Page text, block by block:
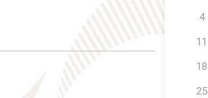
4
11
18
25